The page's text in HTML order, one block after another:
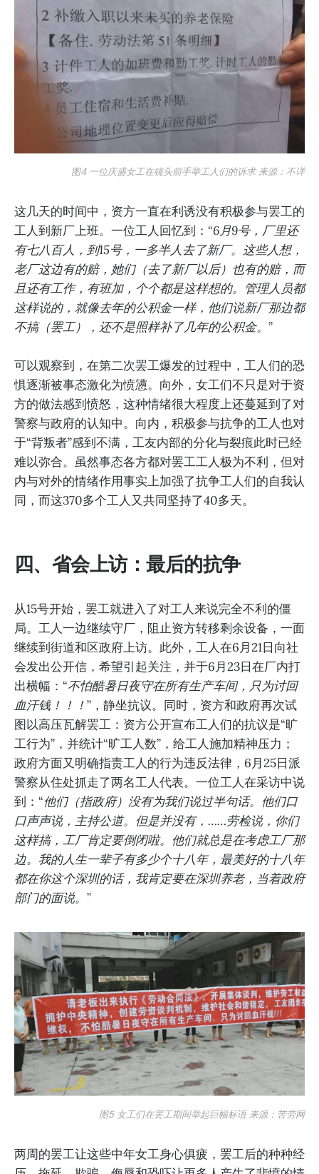
图4 一位庆盛女工在镜头前手举工人们的诉求 来源：不详
这几天的时间中，资方一直在利诱没有积极参与罢工的
工人到新厂上班。一位工人回忆到：“6月9号，厂里还
有七八百人，到15号，一多半人去了新厂。这些人想，
老厂这边有的赔，她们（去了新厂以后）也有的赔，而
且还有工作，有班加，个个都是这样想的。管理人员都
这样说的，就像去年的公积金一样，他们说新厂那边都
不搞（罢工），还不是照样补了几年的公积金。 ”
可以观察到，在第二次罢工爆发的过程中，工人们的恐
惧逐渐被事态激化为愤懑。向外，女工们不只是对于资
方的做法感到愤怒，这种情绪很大程度上还蔓延到了对
警察与政府的认知中。向内，积极参与抗争的工人也对
于“背叛者”感到不满，工友内部的分化与裂痕此时已经
难以弥合。虽然事态各方都对罢工工人极为不利，但对
内与对外的情绪作用事实上加强了抗争工人们的自我认
同，而这370多个工人又共同坚持了40多天。
四、省会上访：最后的抗争
从15号开始，罢工就进入了对工人来说完全不利的僵
局。工人一边继续守厂，阻止资方转移剩余设备，一面
继续到街道和区政府上访。此外，工人在6月21日向社
会发出公开信，希望引起关注，并于6月23日在厂内打
出横幅：“不怕酷暑日夜守在所有生产车间，只为讨回
血汗钱！！！”，静坐抗议。同时，资方和政府再次试
图以高压瓦解罢工：资方公开宣布工人们的抗议是“旷
工行为”，并统计“旷工人数”，给工人施加精神压力；
政府方面又明确指责工人的行为违反法律，6月25日派
警察从住处抓走了两名工人代表。一位工人在采访中说
到：“他们（指政府）没有为我们说过半句话。他们口
口声声说，主持公道。但是并没有，……劳检说，你们
这样搞，工厂肯定要倒闭啦。他们就总是在考虑工厂那
边。我的人生一辈子有多少个十八年，最美好的十八年
都在你这个深圳的话，我肯定要在深圳养老，当着政府
部门的面说。 ”
图5 女工们在罢工期间举起巨幅标语 来源：苦劳网
两周的罢工让这些中年女工身心俱疲，罢工后的种种经